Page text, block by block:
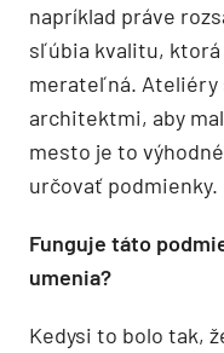
napríklad práve
sľúbia kvalitu,
merateľná. Ateliéry
architektmi, aby
mesto je to
určovať podmienky.
Funguje táto
umenia?
Kedysi to bolo tak,